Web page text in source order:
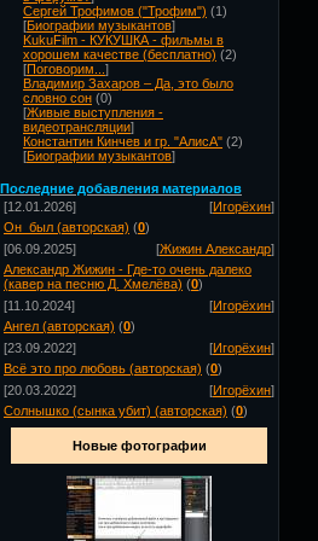
Сергей Трофимов ("Трофим") (1)
[Биографии музыкантов]
KukuFilm - КУКУШКА - фильмы в
хорошем качестве (бесплатно) (2)
[Поговорим... ]
Владимир Захаров – Да, это было
словно сон (0)
[Живые выступления -
видеотрансляции]
Константин Кинчев и гр. "АлисА" (2)
[Биографии музыкантов]
Последние добавления материалов
[12.01.2026]
[Игорёхин]
Он_был (авторская) (0)
[06.09.2025]
[Жижин Александр]
Александр Жижин - Где-то очень далеко
(кавер на песню Д. Хмелёва) (0)
[11.10.2024]
[Игорёхин]
Ангел (авторская) (0)
[23.09.2022]
[Игорёхин]
Всё это про любовь (авторская) (0)
[20.03.2022]
[Игорёхин]
Солнышко (сынка убит) (авторская) (0)
Новые фотографии